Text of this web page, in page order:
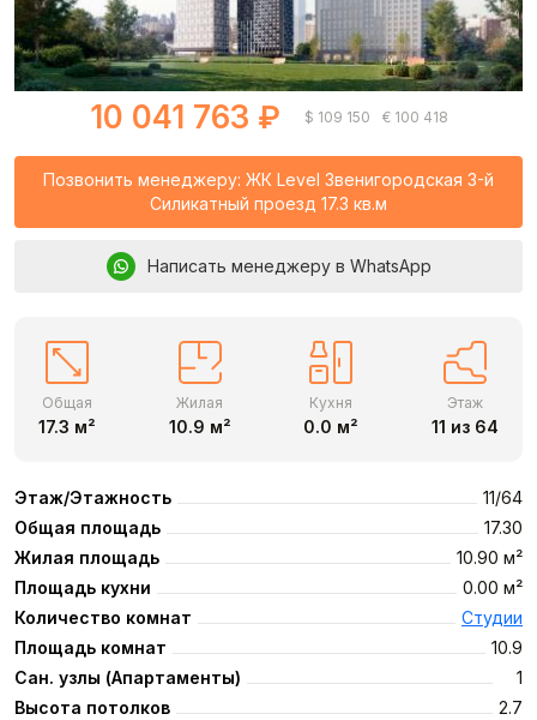
10 041 763 ₽ $ 109 150 € 100 418
Позвонить менеджеру: ЖК Level Звенигородская 3-й
Силикатный проезд 17.3 кв.м
Написать менеджеру в WhatsApp
Общая
17.3 м²
Жилая
10.9 м²
Кухня
0.0 м²
Этаж
11 из 64
Этаж/Этажность 11 64
Общая площадь
17.30
Жилая площадь
10.90 м²
Площадь кухни
0.00 м²
Количество комнат
Студии
Площадь комнат
10.9
Сан. узлы (Апартаменты)
1
Высота потолков
2.7